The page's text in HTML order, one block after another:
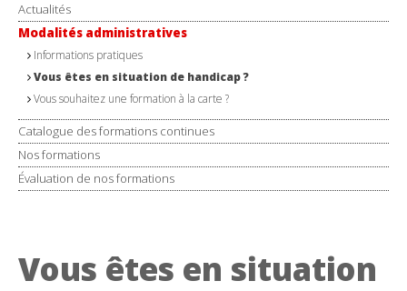
Actualités
Modalités administratives
Informations pratiques
Vous êtes en situation de handicap ?
Vous souhaitez une formation à la carte ?
Catalogue des formations continues
Nos formations
Évaluation de nos formations
Vous êtes en situation